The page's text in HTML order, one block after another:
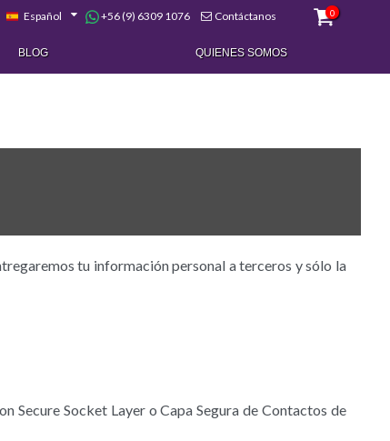
Español +56 (9) 6309 1076 Contáctanos 0
BLOG QUIENES SOMOS
tu información personal a terceros y sólo la
Secure Socket Layer o Capa Segura de Contactos de